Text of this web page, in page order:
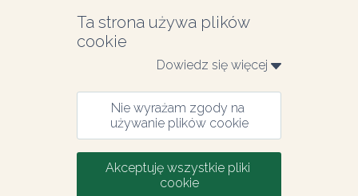
Ta strona używa plików
cookie
Dowiedz się więcej
Nie wyrażam zgody na
używanie plików cookie
Akceptuję wszystkie pliki
cookie